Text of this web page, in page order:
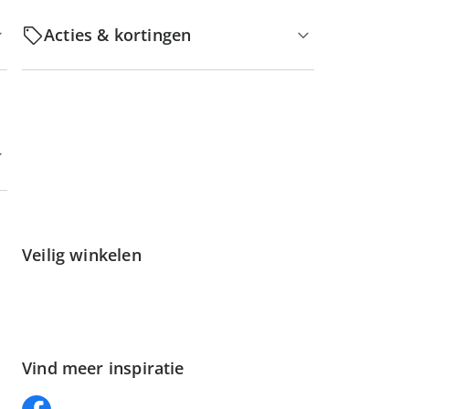
Acties & kortingen
Veilig winkelen
Vind meer inspiratie